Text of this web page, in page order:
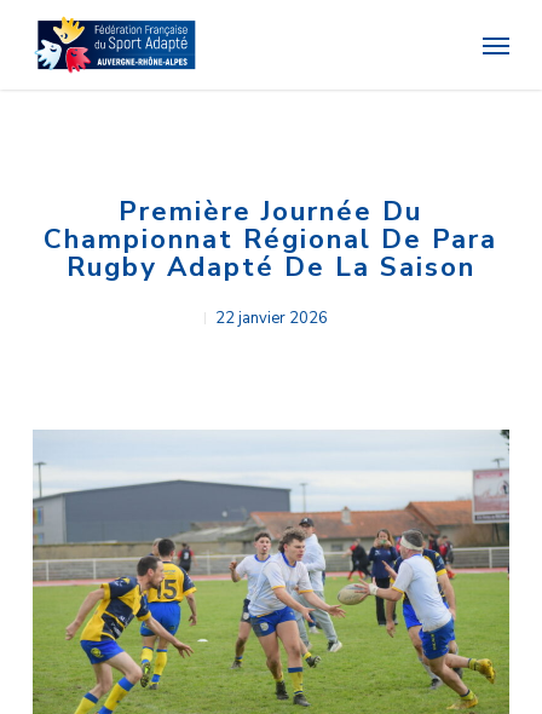
main
content
Menu
Première Journée Du
Championnat Régional De Para
Rugby Adapté De La Saison
22 janvier 2026